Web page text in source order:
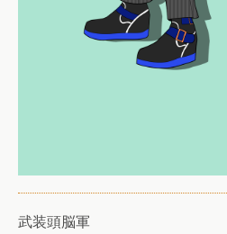
武装頭脳軍